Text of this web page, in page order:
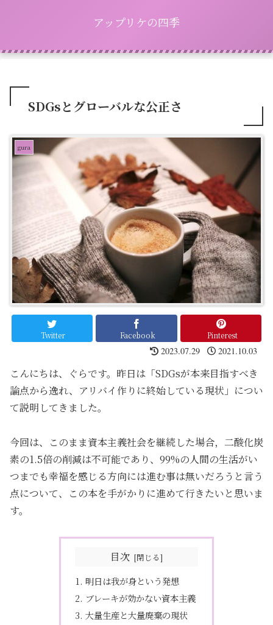
アップリケの四季
SDGsとグローバルな公正さ
gura
Twitter Facebook Pinterest
2023.07.29 2021.10.03
こんにちは、ぐらです。昨日は「SDGsが本来目指すべき
論点から逸れ、アリバイ作りに終始している現状」につい
て説明してきました。
今回は、このまま資本主義社会を継続した場合，二酸化炭
素の1.5倍の削減は不可能であり、99%の人間の生活がい
つまでも幸福を感じる方向には進む事は無いだろうと言う
点について、この本を手がかりに進めて行きたいと思いま
す。
目次
明日は我が身という発想
ブレーキが効かない資本主義
大量生産と大量廃棄の現状